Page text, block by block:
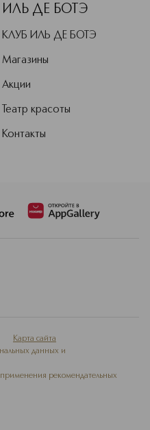
ИЛЬ ДЕ БОТЭ
КЛУБ ИЛЬ ДЕ БОТЭ
Магазины
Акции
Театр красоты
Контакты
Карта сайта
данных и
применения рекомендательных